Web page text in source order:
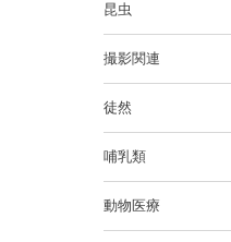
昆虫
撮影関連
徒然
哺乳類
動物医療